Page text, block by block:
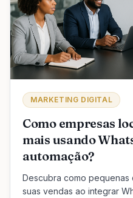
MARKETING DIGITAL
Como empresas
mais usando
automação?
Descubra como pequenas
suas vendas ao integrar